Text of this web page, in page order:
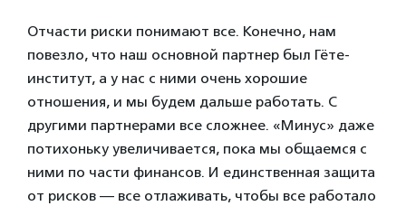
Отчасти риски понимают все. Конечно, нам
повезло, что наш основной партнер был Гёте-
институт, а у нас с ними очень хорошие
отношения, и мы будем дальше работать. С
другими партнерами все сложнее. «Минус» даже
потихоньку увеличивается, пока мы общаемся с
ними по части финансов. И единственная защита
от рисков — все отлаживать, чтобы все работало